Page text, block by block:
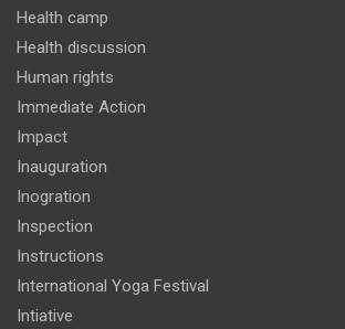
Health camp
Health discussion
Human rights
Immediate Action
Impact
Inauguration
Inogration
Inspection
Instructions
International Yoga Festival
Intiative